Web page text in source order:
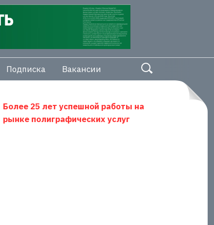
Подписка Вакансии
Более 25 лет успешной работы на
рынке полиграфических услуг